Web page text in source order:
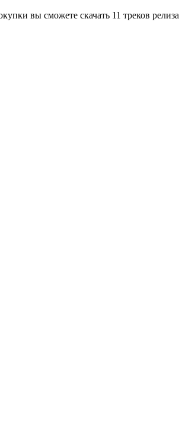
вы сможете скачать 11 треков релиза